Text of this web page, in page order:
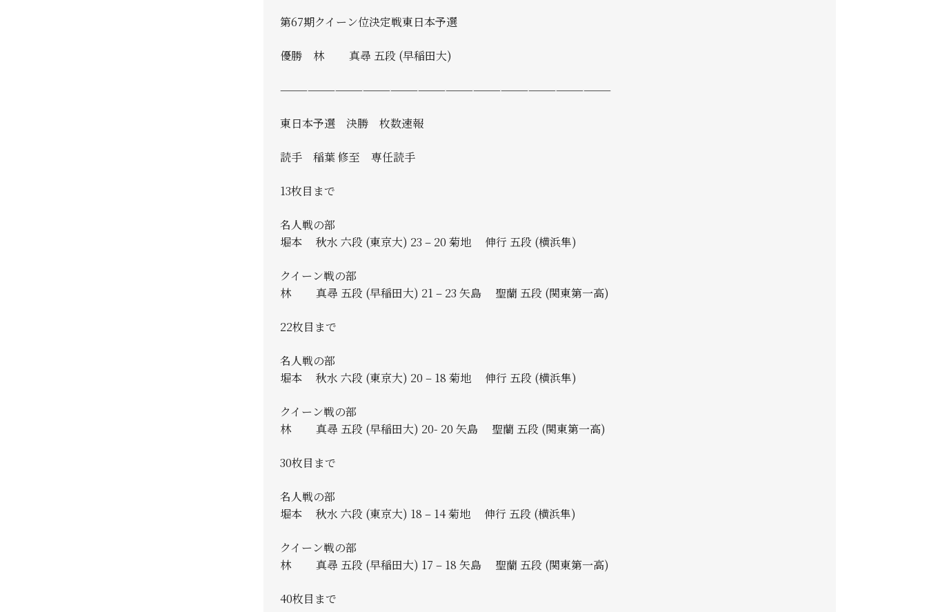
第67期クイーン位決定戦東日本予選
優勝 林 真尋 五段 (早稲田大)
————————————————————————————————————
東日本予選 決勝 枚数速報
読手 稲葉 修至 専任読手
13枚目まで
名人戦の部
堀本 秋水 六段 (東京大) 23 – 20 菊地 伸行 五段 (横浜隼)
クイーン戦の部
林 真尋 五段 (早稲田大) 21 – 23 矢島 聖蘭 五段 (関東第一高)
22枚目まで
名人戦の部
堀本 秋水 六段 (東京大) 20 – 18 菊地 伸行 五段 (横浜隼)
クイーン戦の部
林 真尋 五段 (早稲田大) 20- 20 矢島 聖蘭 五段 (関東第一高)
30枚目まで
名人戦の部
堀本 秋水 六段 (東京大) 18 – 14 菊地 伸行 五段 (横浜隼)
クイーン戦の部
林 真尋 五段 (早稲田大) 17 – 18 矢島 聖蘭 五段 (関東第一高)
40枚目まで